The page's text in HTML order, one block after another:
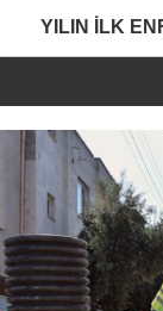
YILIN İLK